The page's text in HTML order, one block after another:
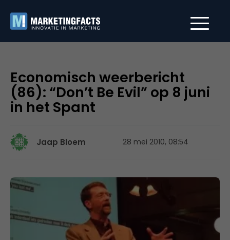
Economisch weerbericht
(86): “Don’t Be Evil” op 8 juni
in het Spant
Jaap Bloem 28 mei 2010, 08:54